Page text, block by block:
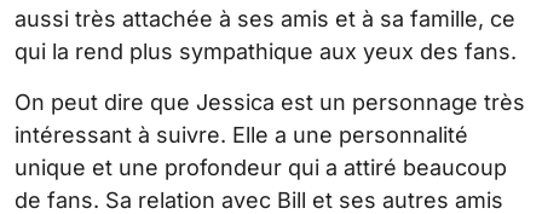
aussi très attachée à ses amis et à sa famille, ce
qui la rend plus sympathique aux yeux des fans.
On peut dire que Jessica est un personnage très
intéressant à suivre. Elle a une personnalité
unique et une profondeur qui a attiré beaucoup
de fans. Sa relation avec Bill et ses autres amis